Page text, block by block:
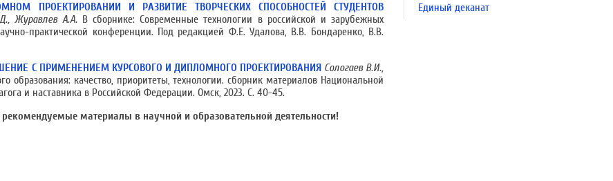
ПРОЕКТИРОВАНИИ И РАЗВИТИЕ ТВОРЧЕСКИХ СПОСОБНОСТЕЙ СТУДЕНТОВ
Журавлев А.А.В сборнике: Современные технологии в российской и зарубежных
практической конференции. Под редакцией Ф.Е. Удалова, В.В. Бондаренко, В.В.
С ПРИМЕНЕНИЕМ КУРСОВОГО И ДИПЛОМНОГО ПРОЕКТИРОВАНИЯ Сологаев В.И.,
образования: качество, приоритеты, технологии. сборник материалов Национальной
и наставника в Российской Федерации. Омск, 2023. С. 40-45.
рекомендуемые материалы в научной и образовательной деятельности!
Единый деканат